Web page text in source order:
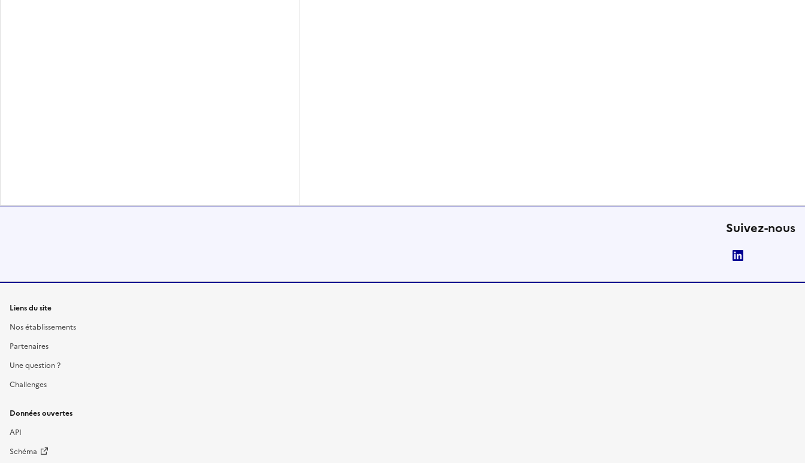
Suivez-nous
Liens du site
Nos établissements
Partenaires
Une question ?
Challenges
Données ouvertes
API
Schéma